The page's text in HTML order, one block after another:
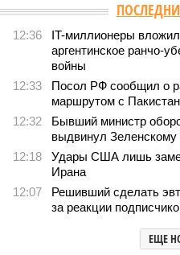
Версия //Конфликт // В
«Сказочного леса» пайщики ЖК
компании Capital Group начала
В нескольких станциях от
леса» пайщики ЖК
компании Capital Group
«Станция
В нескольких станциях от уже
«Станция Л» продолжают ждать
реальной достройки